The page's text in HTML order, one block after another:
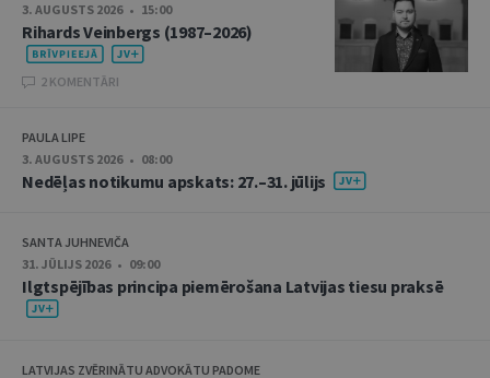
3. AUGUSTS 2026 • 15:00
Rihards Veinbergs (1987–2026)
2 KOMENTĀRI
PAULA LIPE
3. AUGUSTS 2026 • 08:00
Nedēļas notikumu apskats: 27.–31. jūlijs
SANTA JUHNEVIČA
31. JŪLIJS 2026 • 09:00
Ilgtspējības principa piemērošana Latvijas tiesu praksē
LATVIJAS ZVĒRINĀTU ADVOKĀTU PADOME